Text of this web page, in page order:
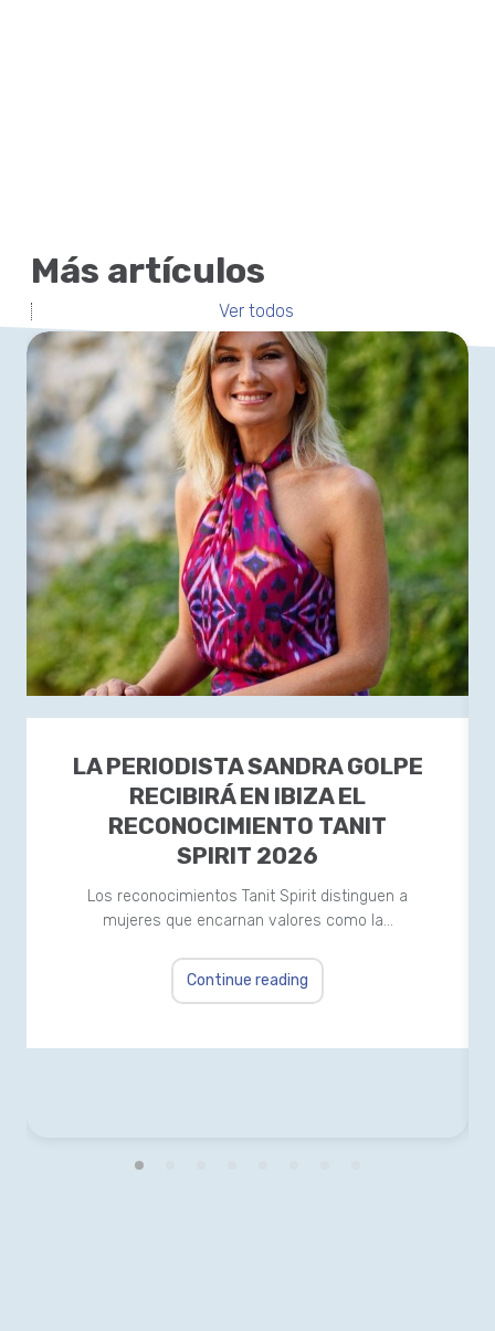
Más artículos
Ver todos
LA PERIODISTA SANDRA GOLPE
RECIBIRÁ EN IBIZA EL
RECONOCIMIENTO TANIT
SPIRIT 2026
Los reconocimientos Tanit Spirit distinguen a
mujeres que encarnan valores como la…
Continue reading